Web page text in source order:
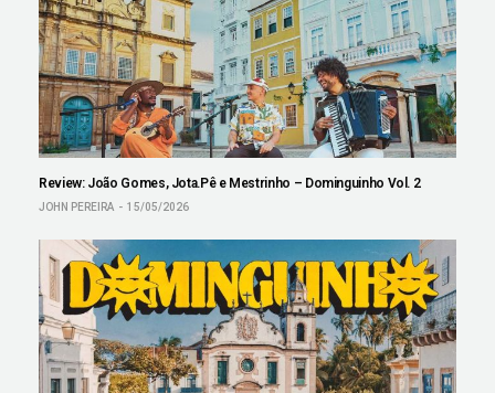
Review: João Gomes, Jota.Pê e Mestrinho – Dominguinho Vol. 2
JOHN PEREIRA 15/05/2026